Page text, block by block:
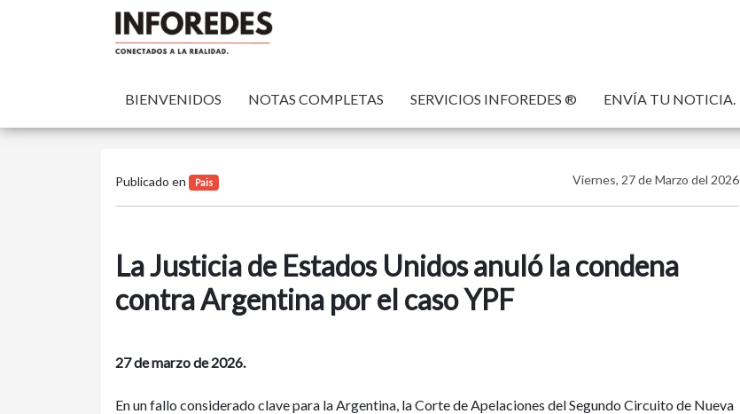
BIENVENIDOS NOTAS COMPLETAS SERVICIOS INFOREDES ® ENVÍA TU NOTICIA.
Publicado en Pais Viernes, 27 de Marzo del 2026
La Justicia de Estados Unidos anuló la condena
contra Argentina por el caso YPF
27 de marzo de 2026.
En un fallo considerado clave para la Argentina, la Corte de Apelaciones del Segundo Circuito de Nueva